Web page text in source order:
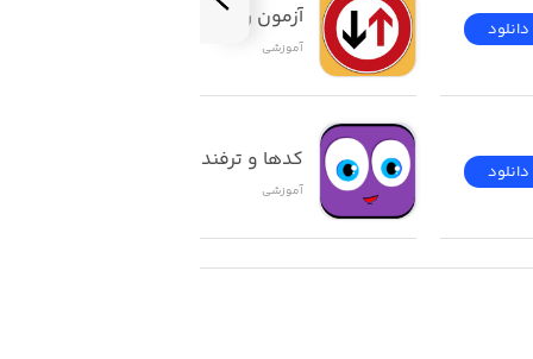
دانلود
دانلود
آزمون راهنمایی و رانندگی
آموزشی
کدها و ترفندهای ios
آموزشی